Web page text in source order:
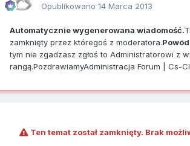
Opublikowano 14 Marca 2013
Automatycznie wygenerowana wiadomość.
zamknięty przez któregoś z moderatora.
tym nie zgadzasz zgłoś to Administratorowi z
rangą.PozdrawiamyAdministracja Forum | Cs-
Ten temat został zamknięty. Brak